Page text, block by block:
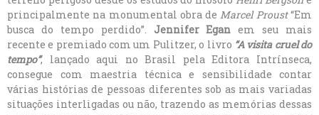
principalmente na monumental obra deMarcel Proust“Em
busca do tempo perdido”. Jennifer Egan em seu mais
recente e premiado com um Pulitzer, o livro “A visita cruel do
tempo”, lançado aqui no Brasil pela Editora Intrínseca,
consegue com maestria técnica e sensibilidade contar
várias histórias de pessoas diferentes sob as mais variadas
situações interligadas ou não, trazendo as memórias dessas